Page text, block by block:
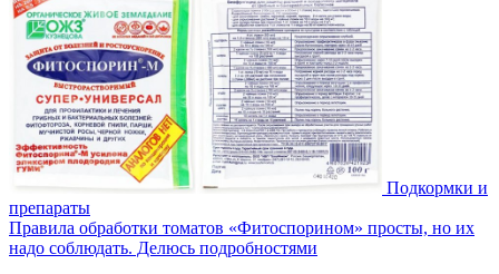
Подкормки и
препараты
Правила обработки томатов «Фитоспорином» просты, но их
надо соблюдать. Делюсь подробностями